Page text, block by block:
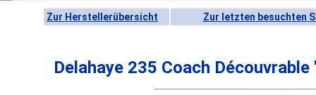
Zur Herstellerübersicht Zur letzten besuchten
Delahaye 235 Coach